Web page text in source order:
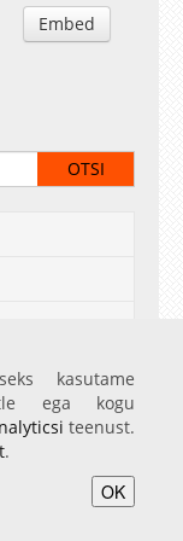
Embed
kasutame
ega kogu
teenust.
.
OK